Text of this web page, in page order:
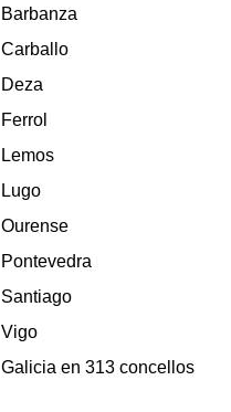
Barbanza
Carballo
Deza
Ferrol
Lemos
Lugo
Ourense
Pontevedra
Santiago
Vigo
Galicia en 313 concellos